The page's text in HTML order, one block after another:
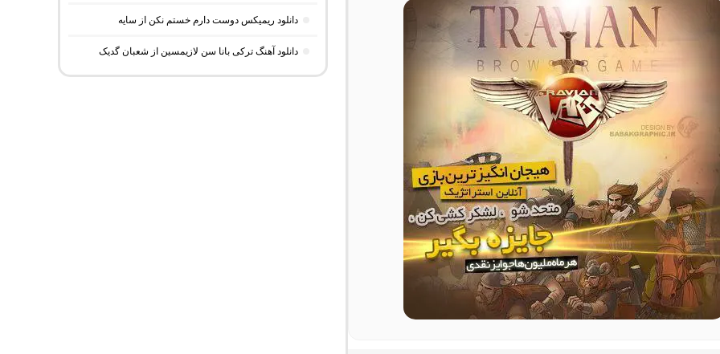
دانلود ریمیکس دوست دارم خستم نکن از سایه
دانلود آهنگ ترکی بانا سن لازیمسین از شعبان گدیک